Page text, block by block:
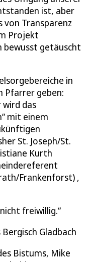
ist, aber
von Transparenz
Projekt
bewusst getäuscht
in
Pfarrer geben:
das
mit einem
St. Joseph/St.
Kurth
Frankenforst) ,
freiwillig.
Gladbach
Bistums, Mike